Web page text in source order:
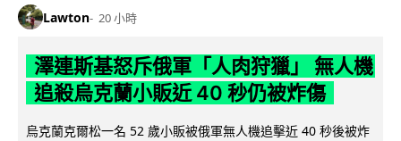
Lawton 20 小時
澤連斯基怒斥俄軍「人肉狩獵」 無人機
追殺烏克蘭小販近 40 秒仍被炸傷
烏克蘭克爾松一名 52 歲小販被俄軍無人機追擊近 40 秒後被炸